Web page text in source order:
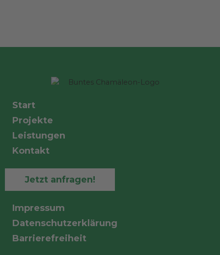
Start
Projekte
Leistungen
Kontakt
Jetzt anfragen!
Impressum
Datenschutzerklärung
Barrierefreiheit